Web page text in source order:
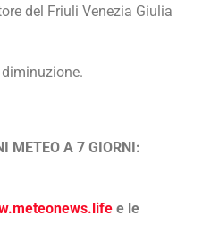
del Friuli Venezia Giulia
diminuzione.
METEO A 7 GIORNI:
e le